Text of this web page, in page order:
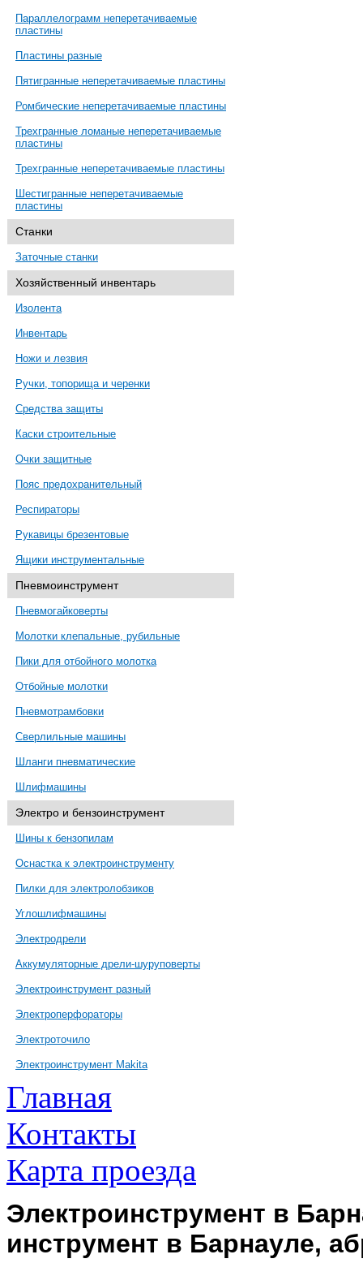
Параллелограмм неперетачиваемые
пластины
Пластины разные
Пятигранные неперетачиваемые пластины
Ромбические неперетачиваемые пластины
Трехгранные ломаные неперетачиваемые
пластины
Трехгранные неперетачиваемые пластины
Шестигранные неперетачиваемые
пластины
Станки
Заточные станки
Хозяйственный инвентарь
Изолента
Инвентарь
Ножи и лезвия
Ручки, топорища и черенки
Средства защиты
Каски строительные
Очки защитные
Пояс предохранительный
Респираторы
Рукавицы брезентовые
Ящики инструментальные
Пневмоинструмент
Пневмогайковерты
Молотки клепальные, рубильные
Пики для отбойного молотка
Отбойные молотки
Пневмотрамбовки
Сверлильные машины
Шланги пневматические
Шлифмашины
Электро и бензоинструмент
Шины к бензопилам
Оснастка к электроинструменту
Пилки для электролобзиков
Углошлифмашины
Электродрели
Аккумуляторные дрели-шуруповерты
Электроинструмент разный
Электроперфораторы
Электроточило
Электроинструмент Makita
Главная
Контакты
Карта проезда
Электроинструмент в
инструмент в Барнауле,